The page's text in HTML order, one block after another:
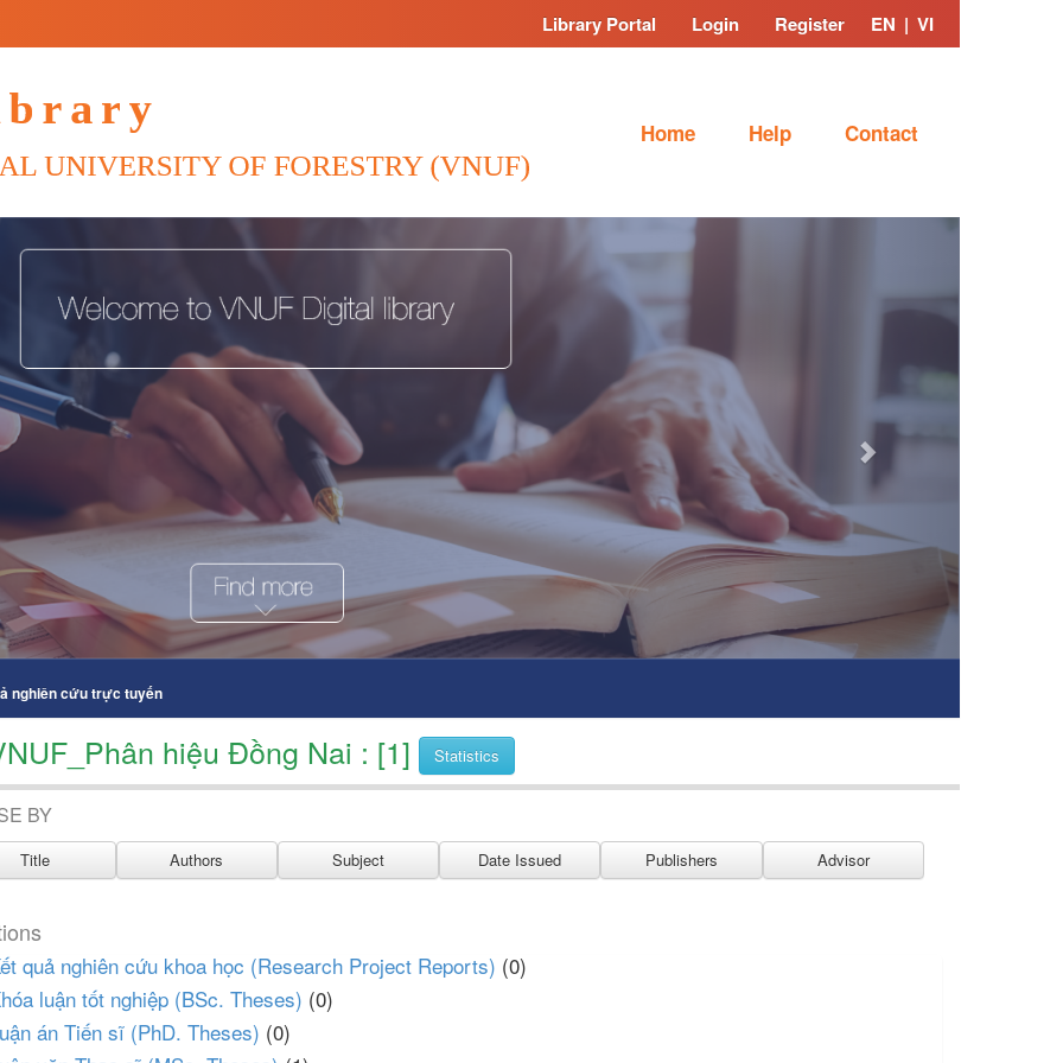
Library Portal Login Register EN | VI
Home Help Contact
nghiên cứu trực tuyến
hiệu Đồng Nai : [1] Statistics
BY
quả nghiên cứu khoa học (Research Project Reports) (0)
luận tốt nghiệp (BSc. Theses) (0)
án Tiến sĩ (PhD. Theses) (0)